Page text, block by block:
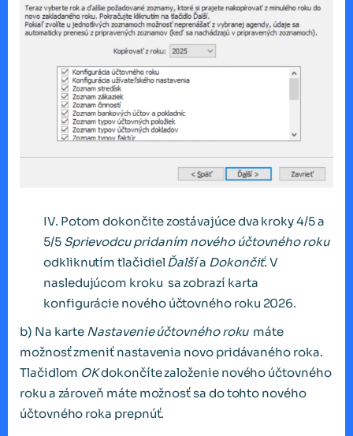
IV. Potom dokončite zostávajúce dva kroky 4/5 a
5/5 Sprievodcu pridaním nového účtovného roku
odkliknutím tlačidiel Ďalšía Dokončiť. V
nasledujúcom kroku sa zobrazí karta
konfigurácie nového účtovného roku 2026.
b) Na karte Nastavenie účtovného rokumáte
možnosť zmeniť nastavenia novo pridávaného roka.
Tlačidlom OKdokončíte založenie nového účtovného
roku a zároveň máte možnosť sa do tohto nového
účtovného roka prepnúť.